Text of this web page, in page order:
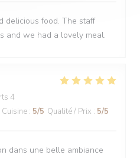
delicious food. The staff
and we had a lovely meal.
4
Cuisine : 5/5 Qualité / Prix : 5/5
dans une belle ambiance